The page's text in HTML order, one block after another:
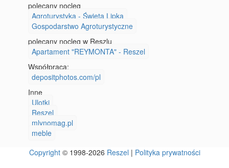
polecany nocleg
Agroturystyka - Święta Lipka
Gospodarstwo Agroturystyczne
polecany nocleg w Reszlu
Apartament "REYMONTA" - Reszel
Współpraca:
depositphotos.com/pl
Inne
Ulotki
Reszel
mlynomag.pl
meble
Copyright© 1998-2026 Reszel | Polityka prywatności